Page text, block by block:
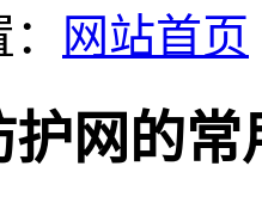
网站首页
网的常